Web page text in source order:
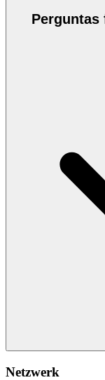
Perguntas
Netzwerk